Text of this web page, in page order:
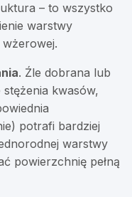
– to wszystko
warstwy
. Źle dobrana lub
kwasów,
potrafi bardziej
warstwy
powierzchnię pełną